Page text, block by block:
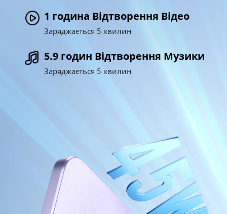
Заряджається 5 хвилин
5.9 годин Відтворення Музики
Заряджається 5 хвилин
1 година Відтворення Відео